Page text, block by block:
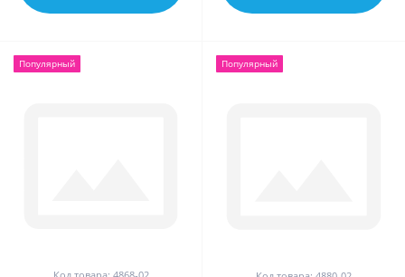
Популярный Популярный